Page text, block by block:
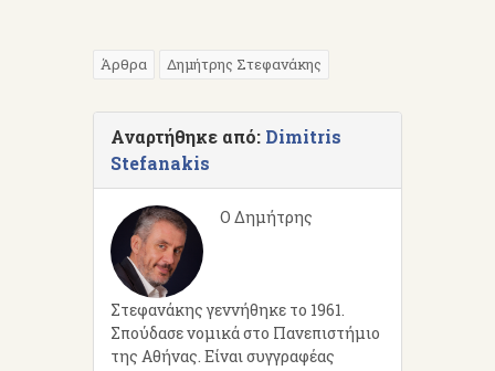
Άρθρα Δημήτρης Στεφανάκης
Αναρτήθηκε από: Dimitris
Stefanakis
Ο Δημήτρης
Στεφανάκης γεννήθηκε το 1961.
Σπούδασε νομικά στο Πανεπιστήμιο
της Αθήνας. Είναι συγγραφέας